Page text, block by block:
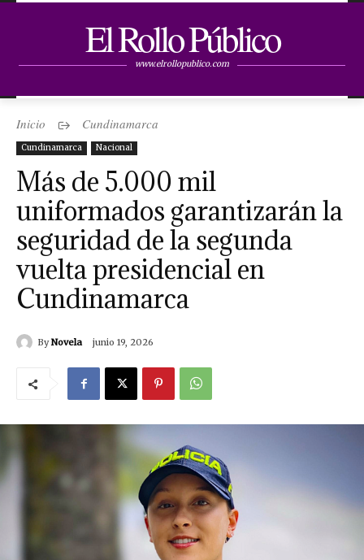
El Rollo Público
www.elrollopublico.com
Inicio Cundinamarca
Cundinamarca Nacional
Más de 5.000 mil
uniformados garantizarán la
seguridad de la segunda
vuelta presidencial en
Cundinamarca
By Novela junio 19, 2026